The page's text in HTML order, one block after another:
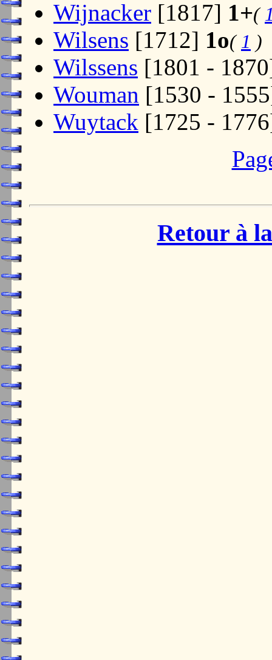
Wijnacker [1817] 1+(
Wilsens [1712] 1o( 1 )
Wilssens [1801 -
Wouman [1530 -
Wuytack [1725 -
Retour à